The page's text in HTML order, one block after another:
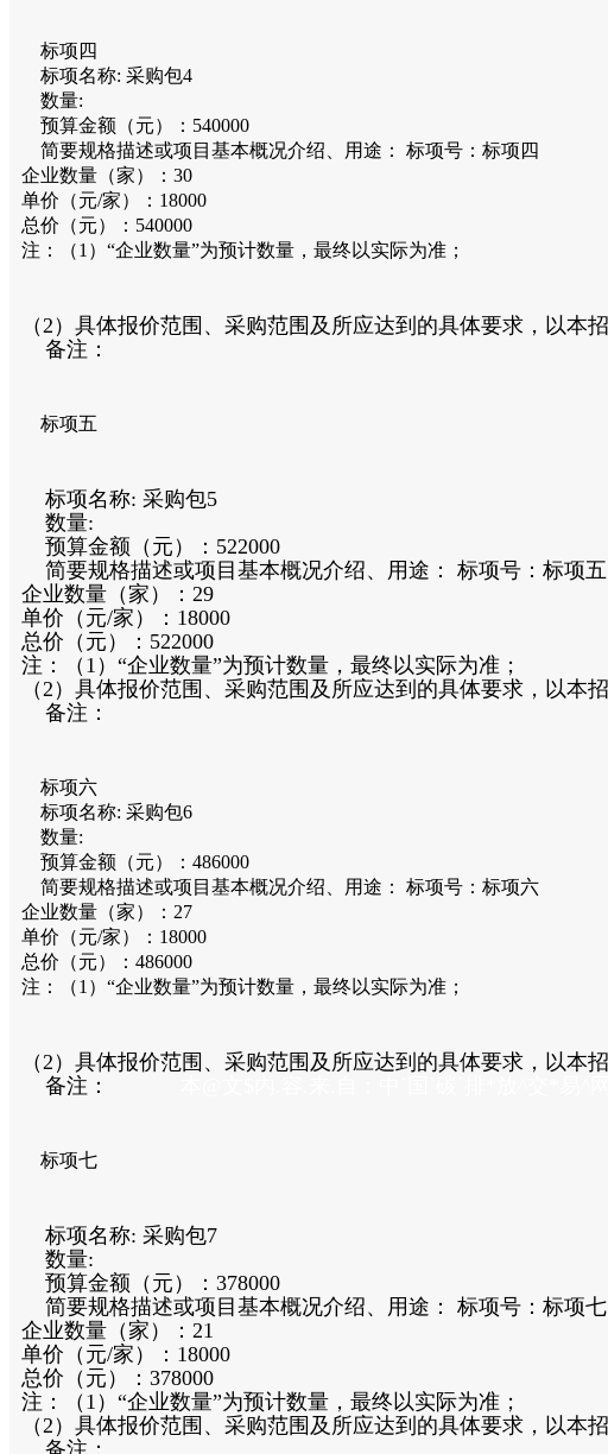
标项四
标项名称: 采购包4
数量:
预算金额（元）： 540000
简要规格描述或项目基本概况介绍、用途： 标项号：标项四
企业数量（家）：30
单价（元/家）：18000
总价（元）：540000
注：（1）“企业数量”为预计数量，最终以实际为准；
（2）具体报价范围、采购范围及所应达到的具体要求，以
备注：
标项五
标项名称: 采购包5
数量:
预算金额（元）： 522000
简要规格描述或项目基本概况介绍、用途： 标项号：标项五
企业数量（家）：29
单价（元/家）：18000
总价（元）：522000
注：（1）“企业数量”为预计数量，最终以实际为准；
（2）具体报价范围、采购范围及所应达到的具体要求，以本
备注：
标项六
标项名称: 采购包6
数量:
预算金额（元）： 486000
简要规格描述或项目基本概况介绍、用途： 标项号：标项六
企业数量（家）：27
单价（元/家）：18000
总价（元）：486000
注：（1）“企业数量”为预计数量，最终以实际为准；
（2）具体报价范围、采购范围及所应达到的具体要求，以
备注：
标项七
标项名称: 采购包7
数量:
预算金额（元）： 378000
简要规格描述或项目基本概况介绍、用途： 标项号：标项七
企业数量（家）：21
单价（元/家）：18000
总价（元）：378000
注：（1）“企业数量”为预计数量，最终以实际为准；
（2）具体报价范围、采购范围及所应达到的具体要求，以本
备注：